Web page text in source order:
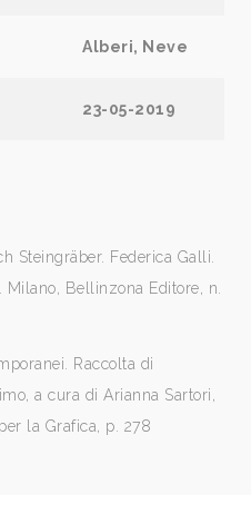
Alberi, Neve
23-05-2019
Steingräber. Federica Galli.
Bellinzona Editore, n.
Raccolta di
a cura di Arianna Sartori,
la Grafica, p. 278